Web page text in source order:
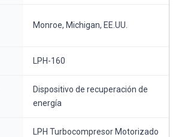
Monroe, Michigan, EE.UU.
LPH-160
Dispositivo de recuperación de
energía
LPH Turbocompresor Motorizado